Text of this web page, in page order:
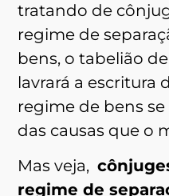
tratando de
regime de
bens, o tabelião
lavrará a escritura
regime de bens
das causas que o
Mas veja,
regime de